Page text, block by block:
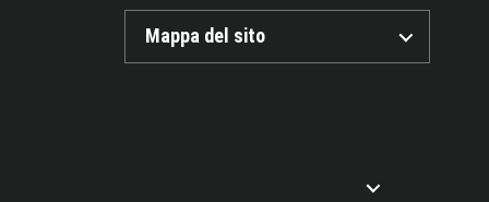
Mappa del sito